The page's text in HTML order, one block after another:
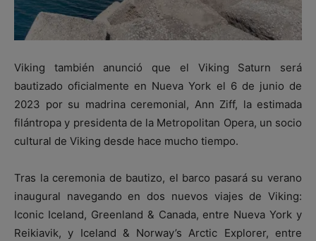
Viking también anunció que el Viking Saturn será
bautizado oficialmente en Nueva York el 6 de junio de
2023 por su madrina ceremonial, Ann Ziff, la estimada
filántropa y presidenta de la Metropolitan Opera, un socio
cultural de Viking desde hace mucho tiempo.
Tras la ceremonia de bautizo, el barco pasará su verano
inaugural navegando en dos nuevos viajes de Viking:
Iconic Iceland, Greenland & Canada, entre Nueva York y
Reikiavik, y Iceland & Norway’s Arctic Explorer, entre